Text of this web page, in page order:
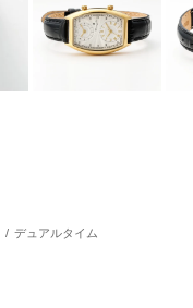
/ デュアルタイム